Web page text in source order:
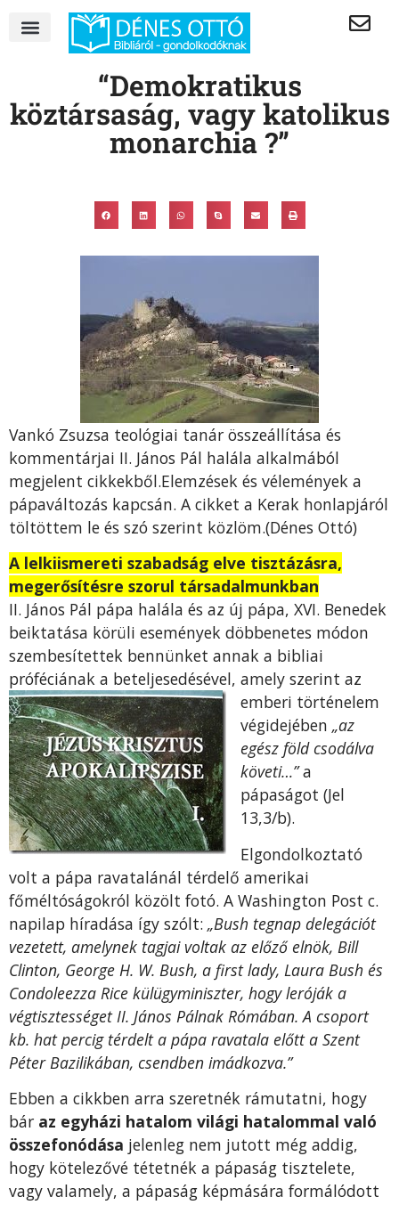
“Demokratikus
köztársaság, vagy katolikus
monarchia ?”
Vankó Zsuzsa teológiai tanár összeállítása és
kommentárjai II. János Pál halála alkalmából
megjelent cikkekből.Elemzések és vélemények a
pápaváltozás kapcsán. A cikket a Kerak honlapjáról
töltöttem le és szó szerint közlöm.(Dénes Ottó)
A lelkiismereti szabadság elve tisztázásra,
megerősítésre szorul társadalmunkban
II. János Pál pápa halála és az új pápa, XVI. Benedek
beiktatása körüli események döbbenetes módon
szembesítettek bennünket annak a bibliai
próféciának a beteljesedésével, amely szerint az
emberi történelem
végidejében „az
egész föld csodálva
követi…”a
pápaságot (Jel
13,3/b).
Elgondolkoztató
volt a pápa ravatalánál térdelő amerikai
főméltóságokról közölt fotó. A Washington Post c.
napilap híradása így szólt: „Bush tegnap delegációt
vezetett, amelynek tagjai voltak az előző elnök, Bill
Clinton, George H. W. Bush, a first lady, Laura Bush és
Condoleezza Rice külügyminiszter, hogy leróják a
végtisztességet II. János Pálnak Rómában. A csoport
kb. hat percig térdelt a pápa ravatala előtt a Szent
Péter Bazilikában, csendben imádkozva.”
Ebben a cikkben arra szeretnék rámutatni, hogy
bár az egyházi hatalom világi hatalommal való
összefonódása jelenleg nem jutott még addig,
hogy kötelezővé tétetnék a pápaság tisztelete,
vagy valamely, a pápaság képmására formálódott